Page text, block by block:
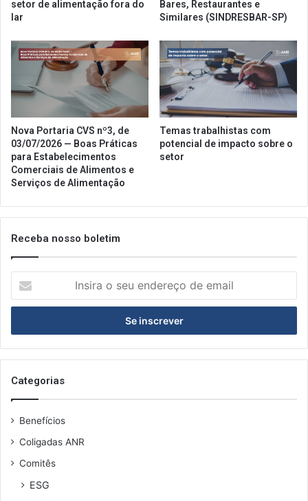
setor de alimentação fora do
lar
Bares, Restaurantes e
Similares (SINDRESBAR-SP)
Nova Portaria CVS nº3, de
03/07/2026 — Boas Práticas
para Estabelecimentos
Comerciais de Alimentos e
Serviços de Alimentação
Temas trabalhistas com
potencial de impacto sobre o
setor
Receba nosso boletim
seu
de
email
Categorias
Benefícios
Coligadas ANR
Comitês
ESG